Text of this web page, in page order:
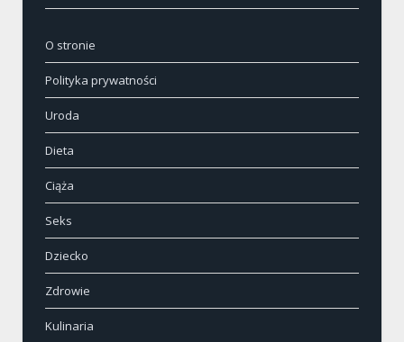
O stronie
Polityka prywatności
Uroda
Dieta
Ciąża
Seks
Dziecko
Zdrowie
Kulinaria